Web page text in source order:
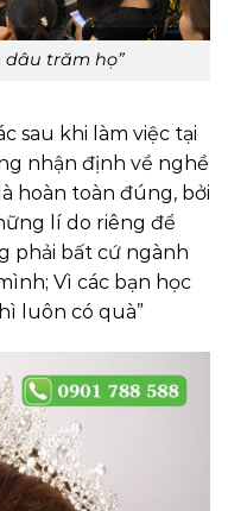
dâu trăm họ”
sau khi làm việc tại
nhận định về nghề
hoàn toàn đúng, bởi
lí do riêng để
phải bất cứ ngành
Vì các bạn học
luôn có quà”